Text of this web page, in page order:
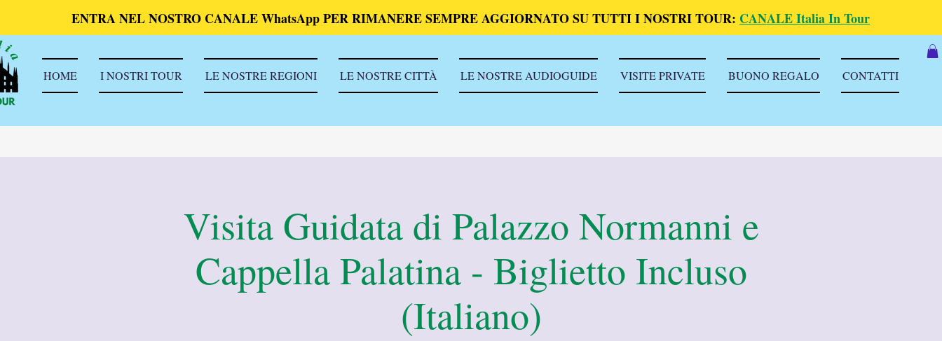
ENTRA NEL NOSTRO CANALE WhatsApp PER RIMANERE SEMPRE AGGIORNATO SU TUTTI I NOSTRI TOUR: CANALE Italia In Tour
HOME I NOSTRI TOUR LE NOSTRE REGIONI LE NOSTRE CITTÀ LE NOSTRE AUDIOGUIDE VISITE PRIVATE BUONO REGALO CONTATTI
Visita Guidata di Palazzo Normanni e
Cappella Palatina - Biglietto Incluso
(Italiano)